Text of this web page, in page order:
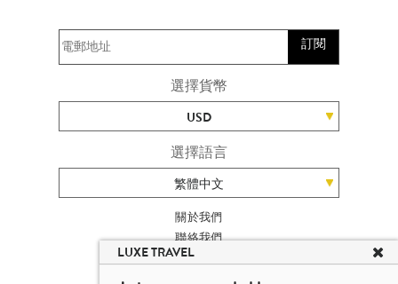
訂閱
選擇貨幣
USD
選擇語言
繁體中文
關於我們
聯絡我們
加入我們
旅遊網站地圖
LUXE TRAVEL